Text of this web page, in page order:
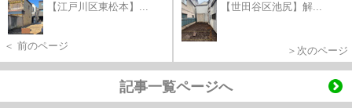
【江戸川区東松本】...
＜ 前のページ
【世田谷区池尻】解...
＞次のページ
記事一覧ページへ